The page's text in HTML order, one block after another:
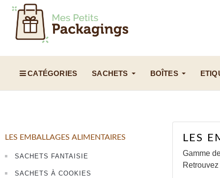
CATÉGORIES SACHETS BOÎTES
LES EMBALLAGES ALIMENTAIRES
SACHETS FANTAISIE
SACHETS À COOKIES
LES
Gamme